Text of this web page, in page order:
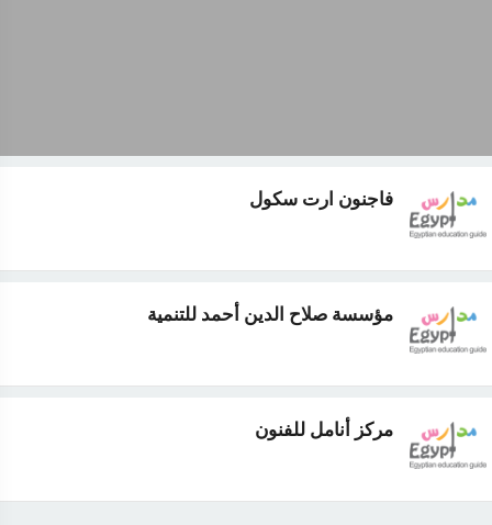
فاجنون ارت سكول
مؤسسة صلاح الدين أحمد للتنمية
مركز أنامل للفنون